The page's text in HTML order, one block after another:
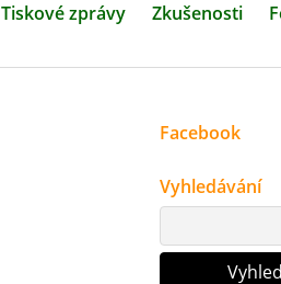
Tiskové zprávy Zkušenosti
Facebook
Vyhledávání